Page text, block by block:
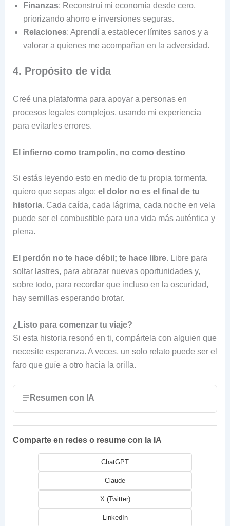
Finanzas: Reconstruí mi economía desde cero,
priorizando ahorro e inversiones seguras.
Relaciones: Aprendí a establecer límites sanos y a
valorar a quienes me acompañan en la adversidad.
4. Propósito de vida
Creé una plataforma para apoyar a personas en
procesos legales complejos, usando mi experiencia
para evitarles errores.
El infierno como trampolín, no como destino
Si estás leyendo esto en medio de tu propia tormenta,
quiero que sepas algo: el dolor no es el final de tu
historia. Cada caída, cada lágrima, cada noche en vela
puede ser el combustible para una vida más auténtica y
plena.
El perdón no te hace débil; te hace libre.Libre para
soltar lastres, para abrazar nuevas oportunidades y,
sobre todo, para recordar que incluso en la oscuridad,
hay semillas esperando brotar.
¿Listo para comenzar tu viaje?
Si esta historia resonó en ti, compártela con alguien que
necesite esperanza. A veces, un solo relato puede ser el
faro que guíe a otro hacia la orilla.
Resumen con IA
Comparte en redes o resume con la IA
ChatGPT
Claude
X (Twitter)
LinkedIn